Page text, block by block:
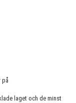
på
laget och de minst